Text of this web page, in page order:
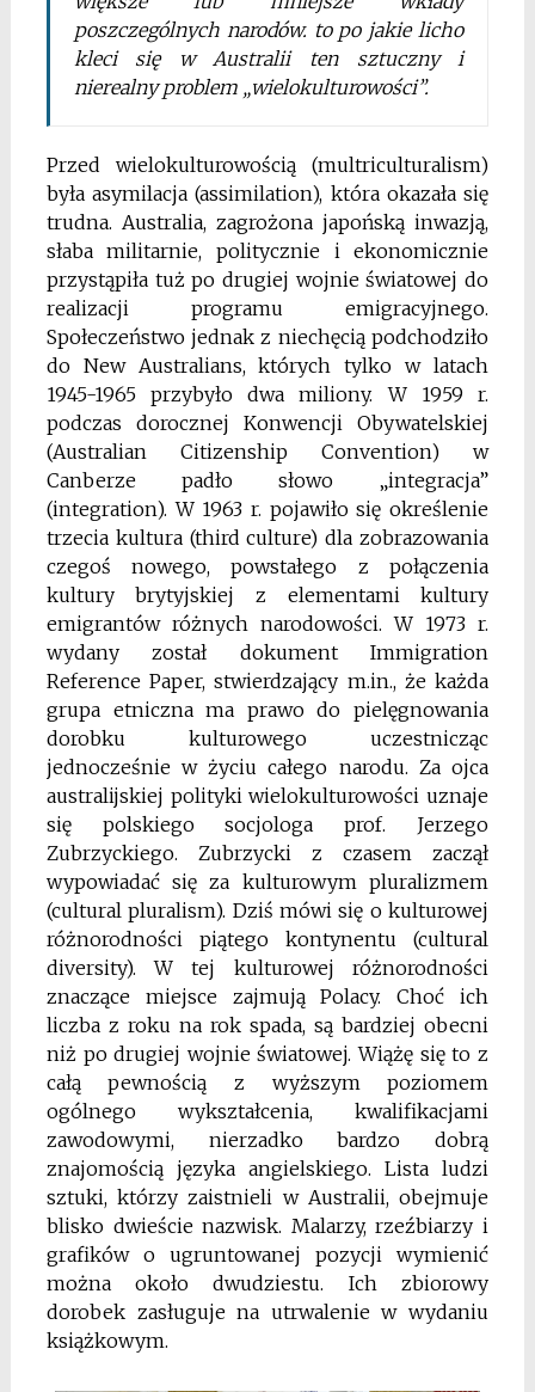
poszczególnych narodów. to po jakie licho
kleci się w Australii ten sztuczny i
nierealny problem „wielokulturowości”.
Przed wielokulturowością (multriculturalism)
była asymilacja (assimilation), która okazała się
trudna. Australia, zagrożona japońską inwazją,
słaba militarnie, politycznie i ekonomicznie
przystąpiła tuż po drugiej wojnie światowej do
realizacji programu emigracyjnego.
Społeczeństwo jednak z niechęcią podchodziło
do New Australians, których tylko w latach
1945-1965 przybyło dwa miliony. W 1959 r.
podczas dorocznej Konwencji Obywatelskiej
(Australian Citizenship Convention) w
Canberze padło słowo „integracja”
(integration). W 1963 r. pojawiło się określenie
trzecia kultura (third culture) dla zobrazowania
czegoś nowego, powstałego z połączenia
kultury brytyjskiej z elementami kultury
emigrantów różnych narodowości. W 1973 r.
wydany został dokument Immigration
Reference Paper, stwierdzający m.in., że każda
grupa etniczna ma prawo do pielęgnowania
dorobku kulturowego uczestnicząc
jednocześnie w życiu całego narodu. Za ojca
australijskiej polityki wielokulturowości uznaje
się polskiego socjologa prof. Jerzego
Zubrzyckiego. Zubrzycki z czasem zaczął
wypowiadać się za kulturowym pluralizmem
(cultural pluralism). Dziś mówi się o kulturowej
różnorodności piątego kontynentu (cultural
diversity). W tej kulturowej różnorodności
znaczące miejsce zajmują Polacy. Choć ich
liczba z roku na rok spada, są bardziej obecni
niż po drugiej wojnie światowej. Wiążę się to z
całą pewnością z wyższym poziomem
ogólnego wykształcenia, kwalifikacjami
zawodowymi, nierzadko bardzo dobrą
znajomością języka angielskiego. Lista ludzi
sztuki, którzy zaistnieli w Australii, obejmuje
blisko dwieście nazwisk. Malarzy, rzeźbiarzy i
grafików o ugruntowanej pozycji wymienić
można około dwudziestu. Ich zbiorowy
dorobek zasługuje na utrwalenie w wydaniu
książkowym.